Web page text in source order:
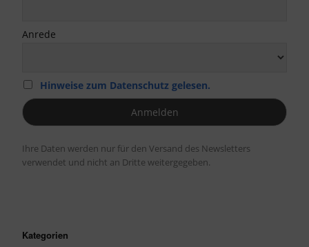
Anrede
Hinweise zum Datenschutz gelesen.
Ihre Daten werden nur für den Versand des Newsletters
verwendet und nicht an Dritte weitergegeben.
Kategorien